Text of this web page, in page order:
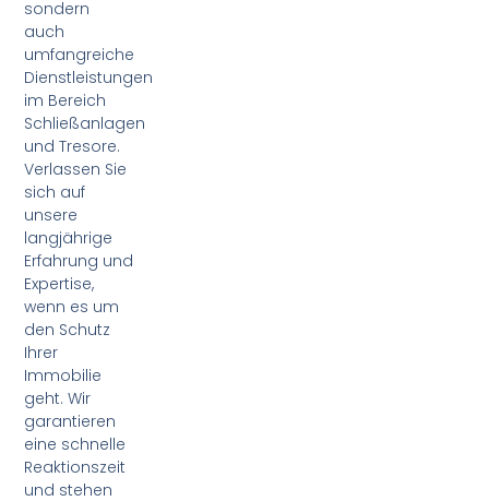
sondern
auch
umfangreiche
Dienstleistungen
im Bereich
Schließanlagen
und Tresore.
Verlassen Sie
sich auf
unsere
langjährige
Erfahrung und
Expertise,
wenn es um
den Schutz
Ihrer
Immobilie
geht. Wir
garantieren
eine schnelle
Reaktionszeit
und stehen